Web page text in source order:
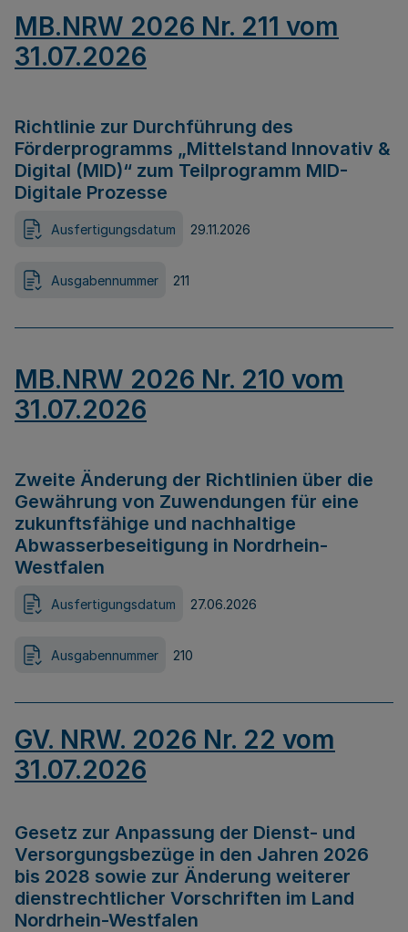
MB.NRW 2026 Nr. 211 vom
31.07.2026
Richtlinie zur Durchführung des
Förderprogramms „Mittelstand Innovativ &
Digital (MID)“ zum Teilprogramm MID-
Digitale Prozesse
Ausfertigungsdatum 29.11.2026
Ausgabennummer 211
MB.NRW 2026 Nr. 210 vom
31.07.2026
Zweite Änderung der Richtlinien über die
Gewährung von Zuwendungen für eine
zukunftsfähige und nachhaltige
Abwasserbeseitigung in Nordrhein-
Westfalen
Ausfertigungsdatum 27.06.2026
Ausgabennummer 210
GV. NRW. 2026 Nr. 22 vom
31.07.2026
Gesetz zur Anpassung der Dienst- und
Versorgungsbezüge in den Jahren 2026
bis 2028 sowie zur Änderung weiterer
dienstrechtlicher Vorschriften im Land
Nordrhein-Westfalen